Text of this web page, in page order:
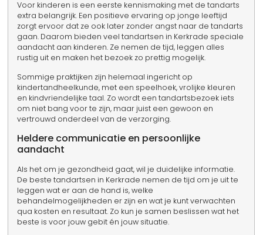
Voor kinderen is een eerste kennismaking met de tandarts
extra belangrijk. Een positieve ervaring op jonge leeftijd
zorgt ervoor dat ze ook later zonder angst naar de tandarts
gaan. Daarom bieden veel tandartsen in Kerkrade speciale
aandacht aan kinderen. Ze nemen de tijd, leggen alles
rustig uit en maken het bezoek zo prettig mogelijk.
Sommige praktijken zijn helemaal ingericht op
kindertandheelkunde, met een speelhoek, vrolijke kleuren
en kindvriendelijke taal. Zo wordt een tandartsbezoek iets
om niet bang voor te zijn, maar juist een gewoon en
vertrouwd onderdeel van de verzorging.
Heldere communicatie en persoonlijke
aandacht
Als het om je gezondheid gaat, wil je duidelijke informatie.
De beste tandartsen in Kerkrade nemen de tijd om je uit te
leggen wat er aan de hand is, welke
behandelmogelijkheden er zijn en wat je kunt verwachten
qua kosten en resultaat. Zo kun je samen beslissen wat het
beste is voor jouw gebit én jouw situatie.